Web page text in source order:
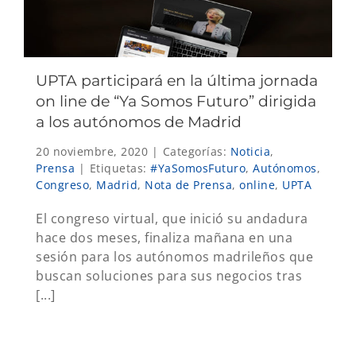
UPTA participará en la última jornada
on line de “Ya Somos Futuro” dirigida
a los autónomos de Madrid
20 noviembre, 2020 | Categorías: Noticia,
Prensa | Etiquetas: #YaSomosFuturo, Autónomos,
Congreso, Madrid, Nota de Prensa, online, UPTA
El congreso virtual, que inició su andadura
hace dos meses, finaliza mañana en una
sesión para los autónomos madrileños que
buscan soluciones para sus negocios tras
[...]